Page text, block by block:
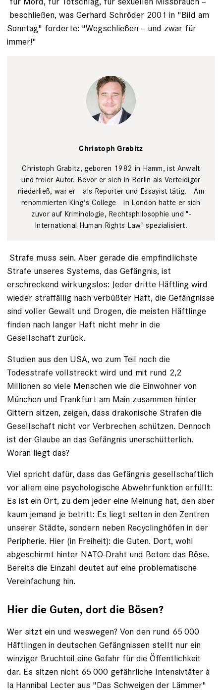
beschließen, was Gerhard Schröder 2001 in "Bild am
Sonntag" forderte: "Wegschließen – und zwar für
immer!"
Christoph Grabitz
Christoph Grabitz, geboren 1982 in Hamm, ist Anwalt
und freier Autor. ­Bevor er sich in Berlin als Verteidiger
nieder­ließ, war er als Reporter und ­Essayist tätig. Am
­renommierten King’s College in London hatte er sich
zuvor auf ­Kriminologie, Rechtsphilosophie und "­
International Human Rights Law"­ spezialisiert.
Strafe muss sein. Aber gerade die empfindlichste
Strafe unseres Systems, das Gefängnis, ist
erschreckend wirkungslos: Jeder dritte Häftling wird
wieder straffällig nach verbüßter Haft, die Gefängnisse
sind voller Gewalt und Drogen, die meisten Häftlinge
finden nach langer Haft nicht mehr in die
Gesellschaft zurück.
Studien aus den USA, wo zum Teil noch die
Todesstrafe vollstreckt wird und mit rund 2,2
Millionen so viele Menschen wie die Einwohner von
München und Frankfurt am Main zusammen hinter
Gittern sitzen, zeigen, dass drakonische Strafen die
Gesellschaft nicht vor Verbrechen schützen. Dennoch
ist der Glaube an das Gefängnis unerschütterlich.
Woran liegt das?
Viel spricht dafür, dass das Gefängnis gesellschaftlich
vor allem ­eine ­psychologische Abwehrfunk­tion erfüllt:
Es ist ein Ort, zu dem ­jeder eine Meinung hat, den aber
kaum jemand je betritt: Es liegt selten in den Zentren
unserer Städte, sondern neben Recyclinghöfen in der
Peripherie. Hier (in Freiheit): die Guten. Dort, wohl
abgeschirmt hinter NATO-Draht und Beton: das Böse.
Bereits die Einzahl deutet auf eine problematische
Vereinfachung hin.
Hier die Guten, dort die Bösen?
Wer sitzt ein und weswegen? Von den rund 65 000
Häftlingen in deutschen Gefängnissen stellt nur ein
winziger Bruchteil eine Gefahr für die Öffentlichkeit
dar. Es sitzen nicht 65 000 gefährliche Intensivtäter à
la Hannibal Lecter aus "Das Schweigen der Lämmer"